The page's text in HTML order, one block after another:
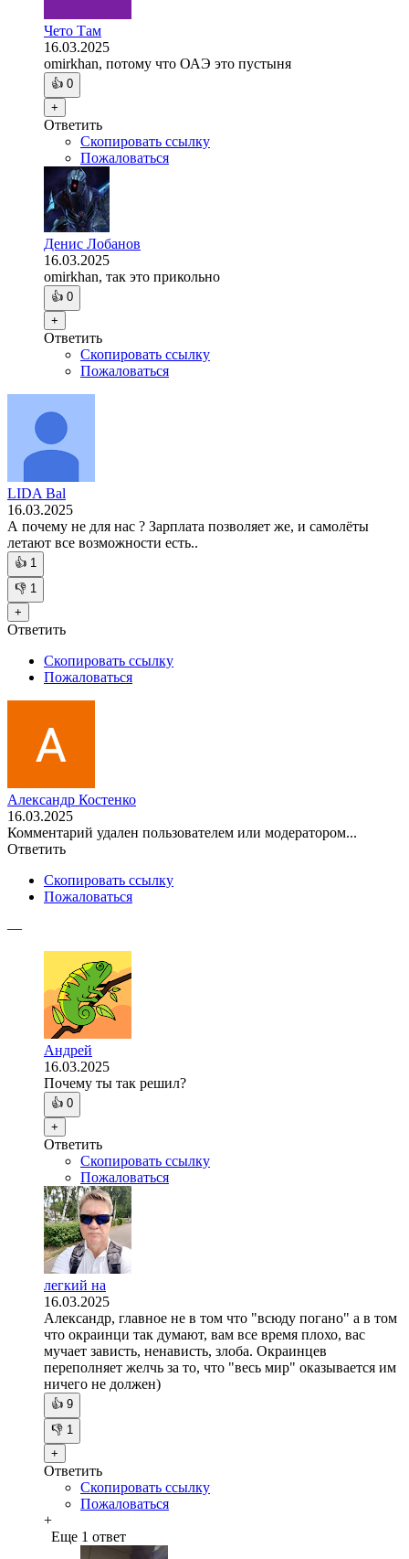
Чето Там
16.03.2025
omirkhan, потому что ОАЭ это пустыня
👍 0
+
Ответить
Скопировать ссылку
Пожаловаться
Денис Лобанов
16.03.2025
omirkhan, так это прикольно
👍 0
+
Ответить
Скопировать ссылку
Пожаловаться
LIDA Bal
16.03.2025
А почему не для нас ? Зарплата позволяет же, и самолёты
летают все возможности есть..
👍 1
👎 1
+
Ответить
Скопировать ссылку
Пожаловаться
Александр Костенко
16.03.2025
Комментарий удален пользователем или модератором...
Ответить
Скопировать ссылку
Пожаловаться
—
Андрей
16.03.2025
Почему ты так решил?
👍 0
+
Ответить
Скопировать ссылку
Пожаловаться
легкий на
16.03.2025
Александр, главное не в том что "всюду погано" а в том
что окраинци так думают, вам все время плохо, вас
мучает зависть, ненависть, злоба. Окраинцев
переполняет желчь за то, что "весь мир" оказывается им
ничего не должен)
👍 9
👎 1
+
Ответить
Скопировать ссылку
Пожаловаться
+
Еще 1 ответ